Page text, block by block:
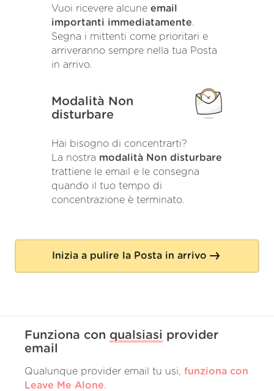
Vuoi ricevere alcune email
importanti immediatamente.
Segna i mittenti come prioritari e
arriveranno sempre nella tua Posta
in arrivo.
Modalità Non
disturbare
Hai bisogno di concentrarti?
La nostra modalità Non disturbare
trattiene le email e le consegna
quando il tuo tempo di
concentrazione è terminato.
Inizia a pulire la Posta in arrivo
Funziona con qualsiasi provider
email
Qualunque provider email tu usi, funziona con
Leave Me Alone.